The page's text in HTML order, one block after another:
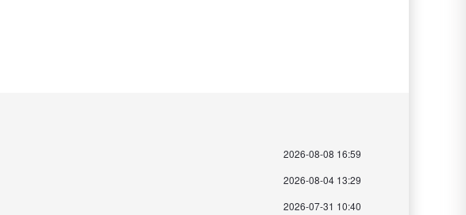
2026-08-08 16:59
2026-08-04 13:29
2026-07-31 10:40